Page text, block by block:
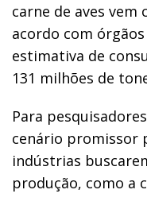
carne de aves vem
acordo com órgãos
estimativa de
131 milhões de
Para
cenário promissor
indústrias
produção, como a